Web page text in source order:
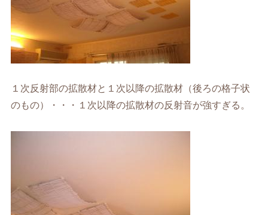
１次反射部の拡散材と１次以降の拡散材（後ろの格子状
のもの）・・・１次以降の拡散材の反射音が強すぎる。